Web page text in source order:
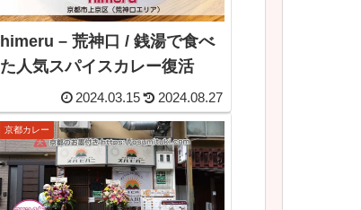
himeru – 荒神口 / 銭湯で食べ
た人気スパイスカレー復活
2024.03.15 2024.08.27
京都カレー